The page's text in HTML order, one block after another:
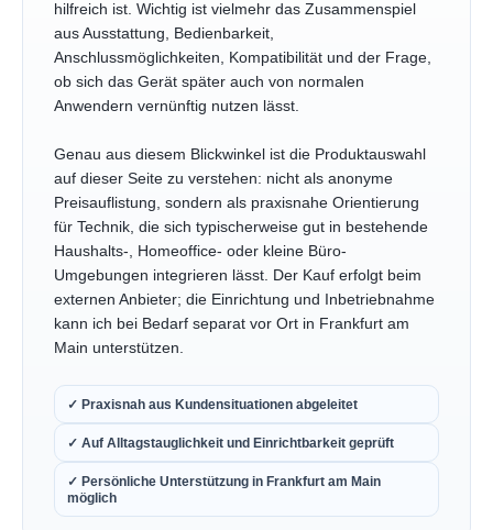
hilfreich ist. Wichtig ist vielmehr das Zusammenspiel
aus Ausstattung, Bedienbarkeit,
Anschlussmöglichkeiten, Kompatibilität und der Frage,
ob sich das Gerät später auch von normalen
Anwendern vernünftig nutzen lässt.
Genau aus diesem Blickwinkel ist die Produktauswahl
auf dieser Seite zu verstehen: nicht als anonyme
Preisauflistung, sondern als praxisnahe Orientierung
für Technik, die sich typischerweise gut in bestehende
Haushalts-, Homeoffice- oder kleine Büro-
Umgebungen integrieren lässt. Der Kauf erfolgt beim
externen Anbieter; die Einrichtung und Inbetriebnahme
kann ich bei Bedarf separat vor Ort in Frankfurt am
Main unterstützen.
✓ Praxisnah aus Kundensituationen abgeleitet
✓ Auf Alltagstauglichkeit und Einrichtbarkeit geprüft
✓ Persönliche Unterstützung in Frankfurt am Main
möglich